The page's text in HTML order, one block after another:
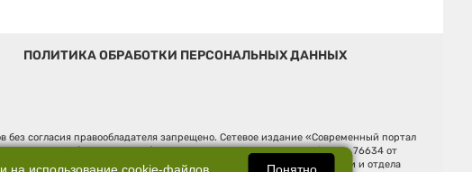
ПОЛИТИКА ОБРАБОТКИ ПЕРСОНАЛЬНЫХ ДАННЫХ
согласия правообладателя запрещено. Сетевое издание «Современный портал
коммуникаций (Роскомнадзор). Регистрационный номер ЭЛ № ФС 77 - 76634 от
Бориса Ельцина, строение 3, оф. 7015 Фактический адрес редакции и отдела
на использование cookie-файлов.